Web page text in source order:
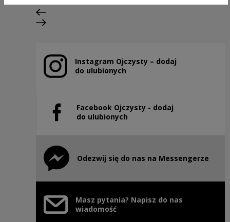
Poprzedni slajd
Następny slajd
Instagram Ojczysty – dodaj
do ulubionych
Uwaga, link zostanie otwarty w nowym oknie
Facebook Ojczysty - dodaj
do ulubionych
Uwaga, link zostanie otwarty w nowym oknie
Odezwij się do nas na Messengerze
Uwaga, link zostanie otwarty w nowym oknie
Masz pytania? Napisz do nas
wiadomość